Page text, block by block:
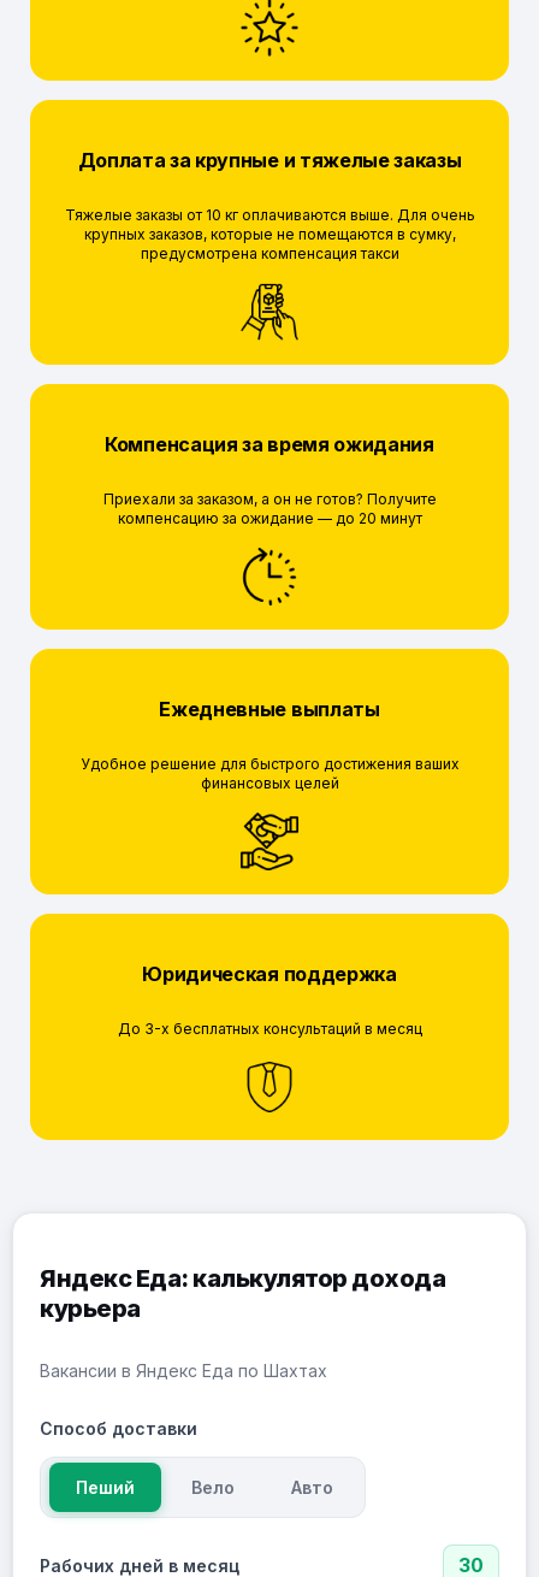
Доплата за крупные и тяжелые заказы
Тяжелые заказы от 10 кг оплачиваются выше. Для очень
крупных заказов, которые не помещаются в сумку,
предусмотрена компенсация такси
Компенсация за время ожидания
Приехали за заказом, а он не готов? Получите
компенсацию за ожидание — до 20 минут
Ежедневные выплаты
Удобное решение для быстрого достижения ваших
финансовых целей
Юридическая поддержка
До 3-х бесплатных консультаций в месяц
Яндекс Еда: калькулятор дохода
курьера
Вакансии в Яндекс Еда по Шахтах
Способ доставки
Пеший Вело Авто
Рабочих дней в месяц 30